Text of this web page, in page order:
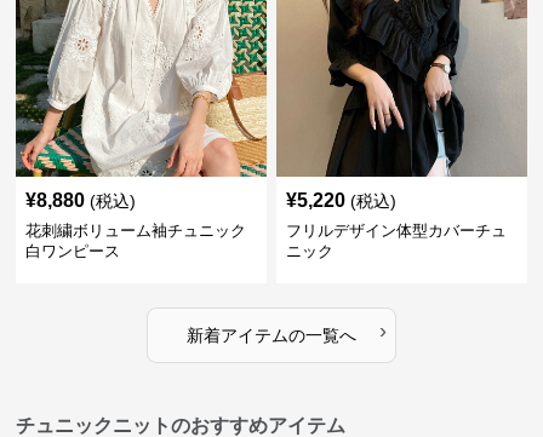
¥8,880 (税込)
花刺繍ボリューム袖チュニック
白ワンピース
¥5,220 (税込)
フリルデザイン体型カバーチュ
ニック
新着アイテムの一覧へ ›
チュニックニットのおすすめアイテム